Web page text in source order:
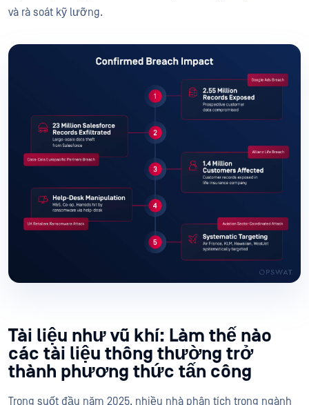
và rà soát kỹ lưỡng.
Tài liệu như vũ khí: Làm thế nào
các tài liệu thông thường trở
thành phương thức tấn công
Trong suốt đầu năm 2025, nhiều nhà phân tích trong ngành